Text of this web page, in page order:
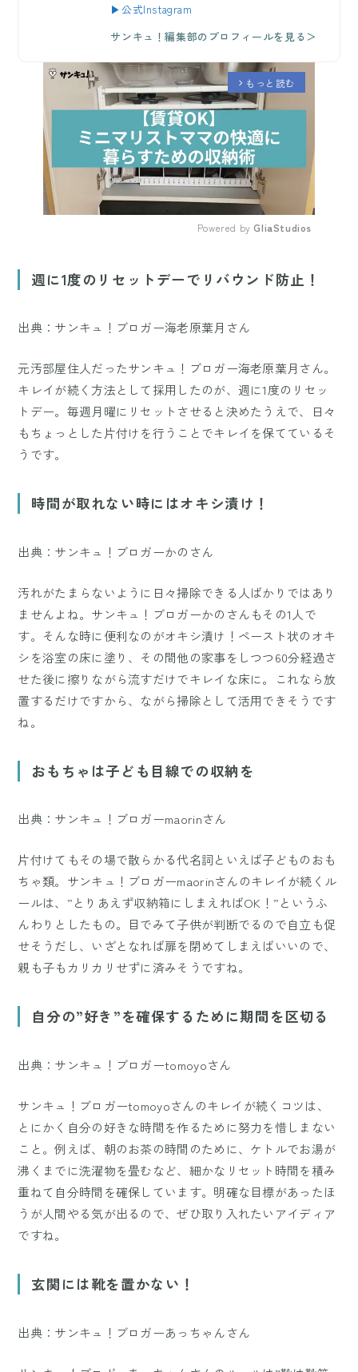
▶公式Instagram
サンキュ！編集部のプロフィールを見る＞
arrow_forward_ios もっと読む
Powered by GliaStudios
週に1度のリセットデーでリバウンド防止！
出典：サンキュ！ブロガー海老原葉月さん
元汚部屋住人だったサンキュ！ブロガー海老原葉月さん。
キレイが続く方法として採用したのが、週に1度のリセッ
トデー。毎週月曜にリセットさせると決めたうえで、日々
もちょっとした片付けを行うことでキレイを保てているそ
うです。
時間が取れない時にはオキシ漬け！
出典：サンキュ！ブロガーかのさん
汚れがたまらないように日々掃除できる人ばかりではあり
ませんよね。サンキュ！ブロガーかのさんもその1人で
す。そんな時に便利なのがオキシ漬け！ペースト状のオキ
シを浴室の床に塗り、その間他の家事をしつつ60分経過さ
せた後に擦りながら流すだけでキレイな床に。これなら放
置するだけですから、ながら掃除として活用できそうです
ね。
おもちゃは子ども目線での収納を
出典：サンキュ！ブロガーmaorinさん
片付けてもその場で散らかる代名詞といえば子どものおも
ちゃ類。サンキュ！ブロガーmaorinさんのキレイが続くル
ールは、”とりあえず収納箱にしまえればOK！”というふ
んわりとしたもの。目でみて子供が判断でるので自立も促
せそうだし、いざとなれば扉を閉めてしまえばいいので、
親も子もカリカリせずに済みそうですね。
自分の”好き”を確保するために期間を区切る
出典：サンキュ！ブロガーtomoyoさん
サンキュ！ブロガーtomoyoさんのキレイが続くコツは、
とにかく自分の好きな時間を作るために努力を惜しまない
こと。例えば、朝のお茶の時間のために、ケトルでお湯が
沸くまでに洗濯物を畳むなど、細かなリセット時間を積み
重ねて自分時間を確保しています。明確な目標があったほ
うが人間やる気が出るので、ぜひ取り入れたいアイディア
ですね。
玄関には靴を置かない！
出典：サンキュ！ブロガーあっちゃんさん